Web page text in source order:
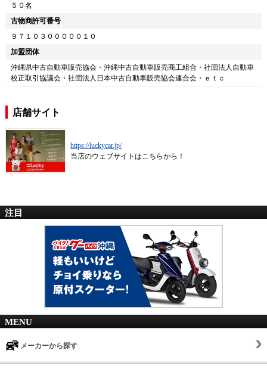
５０名
古物商許可番号
９７１０３０００００１０
加盟団体
沖縄県中古自動車販売協会・沖縄中古自動車販売商工組合・社団法人自動車
校正取引協議会・社団法人日本中古自動車販売協会連合会・ｅｔｃ
店舗サイト
https://luckycar.jp/
当店のウェブサイトはこちらから！
注目
MENU
メーカーから探す